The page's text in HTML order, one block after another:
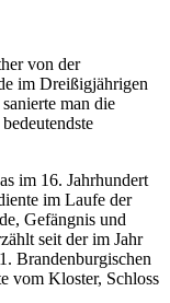
von der
im Dreißigjährigen
man die
im 16. Jahrhundert
im Laufe der
Gefängnis und
seit der im Jahr
Brandenburgischen
vom Kloster, Schloss